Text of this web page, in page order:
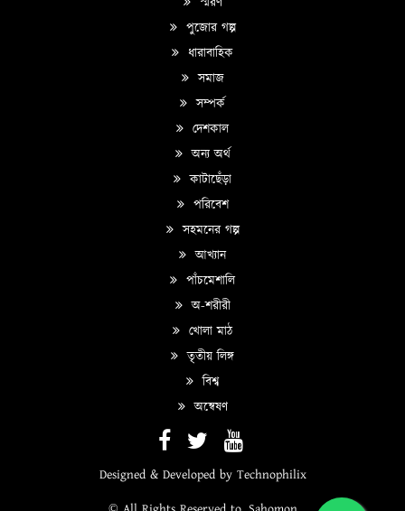
পুজোর গল্প
ধারাবাহিক
সমাজ
সম্পর্ক
দেশকাল
অন্য অর্থ
কাটাছেঁড়া
পরিবেশ
সহমনের গল্প
আখ্যান
পাঁচমেশালি
অ-শরীরী
খোলা মাঠ
তৃতীয় লিঙ্গ
বিশ্ব
অন্বেষণ
Designed & Developed by Technophilix